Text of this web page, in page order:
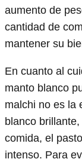
aumento de
cantidad de
mantener su
En cuanto al
manto blanco
malchi no es la
blanco
comida, el
intenso. Para